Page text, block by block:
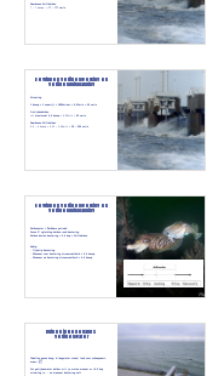
Daarboven Driftduiken
? – ? knoop ≈
?? – ??? cm/s
Begrippen getijdenwerking en
getijdenduikplanning
Stroming
1 knoop = 1 zeemijl = 1852m/uur = 0,51m/s ≈ 50 cm/s
Getijdenduiken
totmaximaal 0,6 knoop = 0,31m/s ≈30 cm/s
Daarboven Driftduiken
0,6 – 4 knoop = 0,31 – 2,06m/s ≈30 – 200 cm/s
Begrippen getijdenwerking en
getijdenduikplanning
Duikvenster = 'Duikbare periode'
Focus 2* opleiding duiken rond kentering
Duiken buiten kentering > 0.6 knp = Driftduiken
Nodig:
- Tijdstip kentering
- Wanneer voor kentering stroomsnelheid < 0.6 knoop
- Wanneer na kentering stroomsnelheid > 0.6 knoop
Duiken in Nederlands
getijdenwater
Tabellen geven hoog- & laagwater stand, leuk voor scheepvaart,
maar…
Als getijdenwater duiker wil je weten wanner er <0.6 knp
stroming is... en wanneer kentering valt